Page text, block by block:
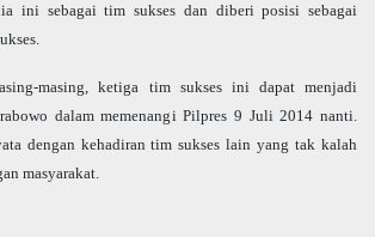
ini sebagai tim sukses dan diberi posisi sebagai
masing, ketiga tim sukses ini dapat menjadi
dalam memenangi Pilpres 9 Juli 2014 nanti.
dengan kehadiran tim sukses lain yang tak kalah
masyarakat.